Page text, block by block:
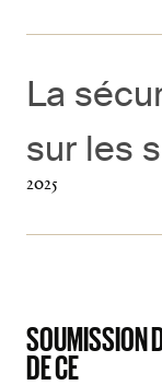
La
sur les
2025
SOUMISSION
DE CE